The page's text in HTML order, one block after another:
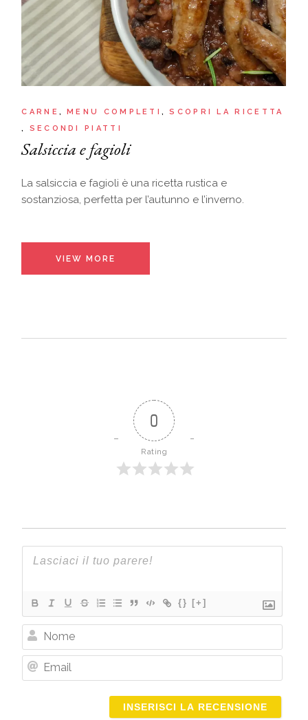
CARNE MENU COMPLETI
SCOPRI LA RICETTA
SECONDI PIATTI
Salsiccia e fagioli
La salsiccia e fagioli è una ricetta rustica e
sostanziosa, perfetta per l’autunno e l’inverno.
VIEW MORE
0
Rating
{} [+]
Nome